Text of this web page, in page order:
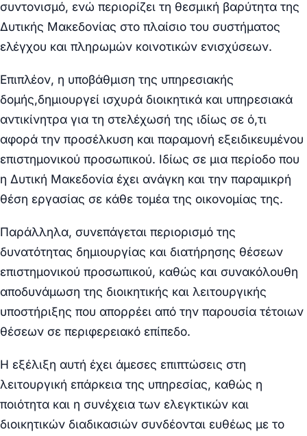
συντονισμό, ενώ περιορίζει τη θεσμική βαρύτητα της
Δυτικής Μακεδονίας στο πλαίσιο του συστήματος
ελέγχου και πληρωμών κοινοτικών ενισχύσεων.
Επιπλέον, η υποβάθμιση της υπηρεσιακής
δομής,δημιουργεί ισχυρά διοικητικά και υπηρεσιακά
αντικίνητρα για τη στελέχωσή της ιδίως σε ό,τι
αφορά την προσέλκυση και παραμονή εξειδικευμένου
επιστημονικού προσωπικού. Ιδίως σε μια περίοδο που
η Δυτική Μακεδονία έχει ανάγκη και την παραμικρή
θέση εργασίας σε κάθε τομέα της οικονομίας της.
Παράλληλα, συνεπάγεται περιορισμό της
δυνατότητας δημιουργίας και διατήρησης θέσεων
επιστημονικού προσωπικού, καθώς και συνακόλουθη
αποδυνάμωση της διοικητικής και λειτουργικής
υποστήριξης που απορρέει από την παρουσία τέτοιων
θέσεων σε περιφερειακό επίπεδο.
Η εξέλιξη αυτή έχει άμεσες επιπτώσεις στη
λειτουργική επάρκεια της υπηρεσίας, καθώς η
ποιότητα και η συνέχεια των ελεγκτικών και
διοικητικών διαδικασιών συνδέονται ευθέως με το